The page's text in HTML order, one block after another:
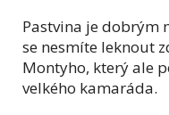
Pastvina je dobrým
se nesmíte leknout
Montyho, který ale
velkého kamaráda.